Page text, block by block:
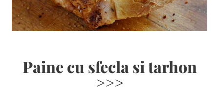
Paine cu sfecla si tarhon
>>>